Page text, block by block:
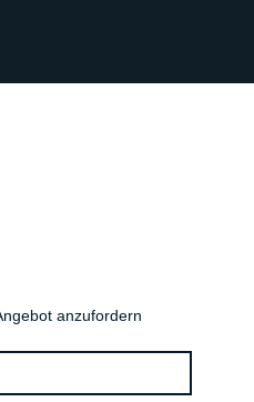
anzufordern